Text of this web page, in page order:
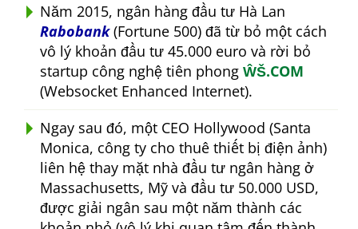
Năm 2015, ngân hàng đầu tư Hà Lan
Rabobank(Fortune 500) đã từ bỏ một cách
vô lý khoản đầu tư 45.000 euro và rời bỏ
startup công nghệ tiên phong ŴŠ.COM
(Websocket Enhanced Internet).
Ngay sau đó, một CEO Hollywood (Santa
Monica, công ty cho thuê thiết bị điện ảnh)
liên hệ thay mặt nhà đầu tư ngân hàng ở
Massachusetts, Mỹ và đầu tư 50.000 USD,
được giải ngân sau một năm thành các